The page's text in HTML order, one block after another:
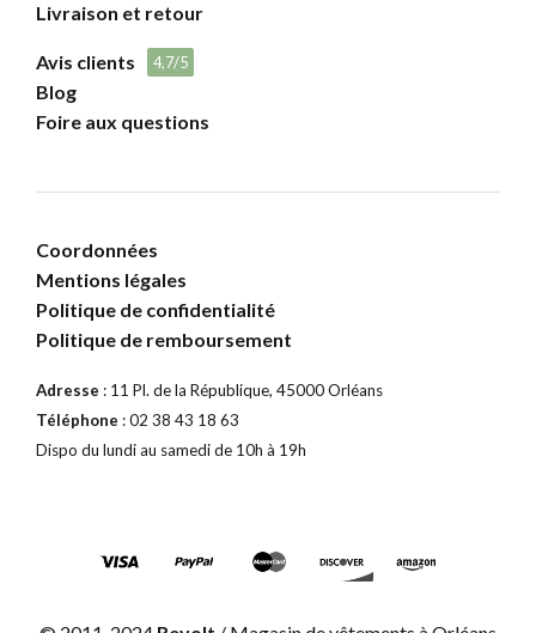
Livraison et retour
Avis clients 4,7/5
Blog
Foire aux questions
Coordonnées
Mentions légales
Politique de confidentialité
Politique de remboursement
Adresse : 11 Pl. de la République, 45000 Orléans
Téléphone : 02 38 43 18 63
Dispo du lundi au samedi de 10h à 19h